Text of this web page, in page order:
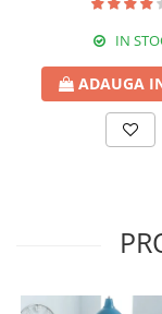
IN
ADAUGA